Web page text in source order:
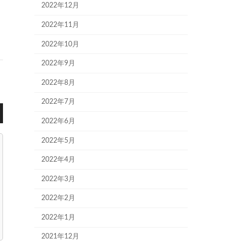
2022年12月
2022年11月
2022年10月
2022年9月
2022年8月
2022年7月
2022年6月
2022年5月
2022年4月
2022年3月
2022年2月
2022年1月
2021年12月